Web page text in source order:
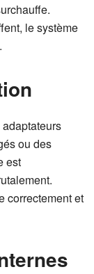
le système
ou des
est
correctement et